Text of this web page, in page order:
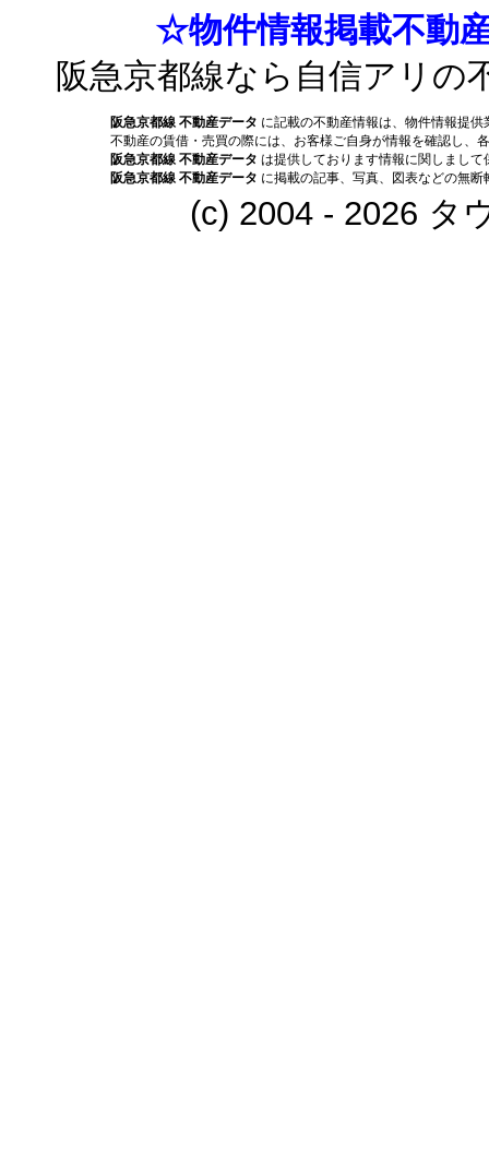
☆物件情報掲載不動
阪急京都線なら自信アリの
阪急京都線 不動産データ に記載の不動産情報は、物件情報提
不動産の賃借・売買の際には、お客様ご自身が情報を確認し、
阪急京都線 不動産データ は提供しております情報に関しまして
阪急京都線 不動産データ に掲載の記事、写真、図表などの無断
(c) 2004 - 2026 タ